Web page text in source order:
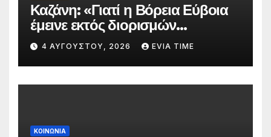
Καζάνη: «Γιατί η Βόρεια Εύβοια
έμεινε εκτός διορισμών
δασκάλων;»
4 ΑΥΓΟΎΣΤΟΥ, 2026 EVIA TIME
ΚΟΙΝΩΝΙΑ